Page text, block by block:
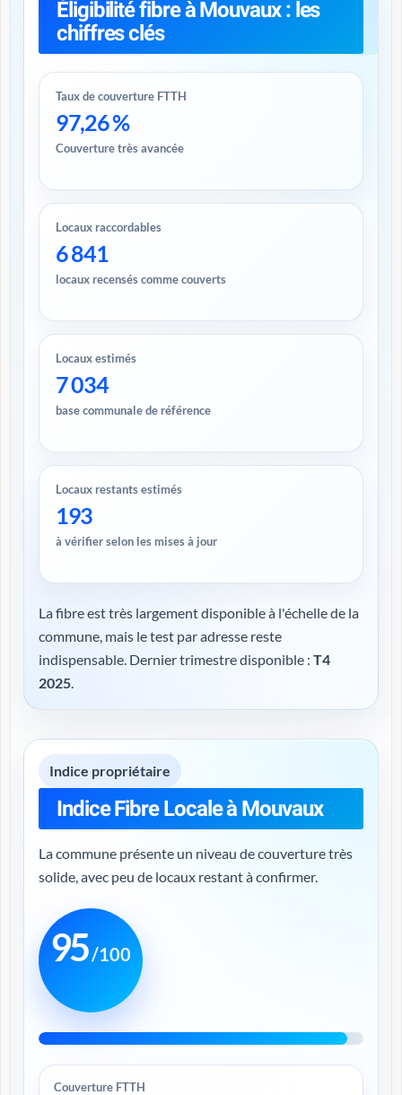
Éligibilité fibre à Mouvaux : les
chiffres clés
Taux de couverture FTTH
97,26 %
Couverture très avancée
Locaux raccordables
6 841
locaux recensés comme couverts
Locaux estimés
7 034
base communale de référence
Locaux restants estimés
193
à vérifier selon les mises à jour
La fibre est très largement disponible à l'échelle de la
commune, mais le test par adresse reste
indispensable. Dernier trimestre disponible : T4
2025.
Indice propriétaire
Indice Fibre Locale à Mouvaux
La commune présente un niveau de couverture très
solide, avec peu de locaux restant à confirmer.
95/100
Couverture FTTH